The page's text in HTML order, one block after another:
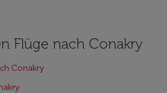
Flüge nach Conakry
Conakry